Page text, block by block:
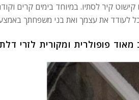
קיר לסתיו. במיוחד בימים קרים
פופולרית ומקורית לזרי